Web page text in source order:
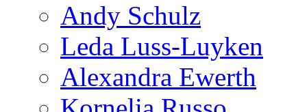
Andy Schulz
Leda Luss-Luyken
Alexandra Ewerth